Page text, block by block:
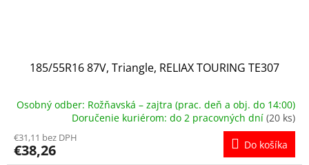
185/55R16 87V, Triangle, RELIAX TOURING TE307
Osobný odber: Rožňavská – zajtra (prac. deň a obj. do 14:00)
Doručenie kuriérom: do 2 pracovných dní (20 ks)
€31,11 bez DPH
€38,26 Do košíka